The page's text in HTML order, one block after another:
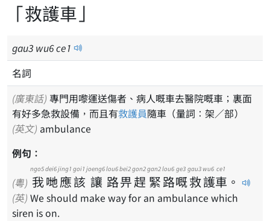
「救護車」
gau3 wu6ce1
名詞
(廣東話)
有好多急救設備，而且有救護員隨車（量詞：架／部）
(英文) ambulance
例句：
(粵) 我
ngo5
哋
dei6
應
jing1
該
goi1
讓
joeng6
路
lou6
畀
bei2
趕
gon2
緊
gan2
路
lou6
嘅
ge3
救
gau3
護
wu6
車
ce1
。
(英) We should make way for an ambulance which
siren is on.